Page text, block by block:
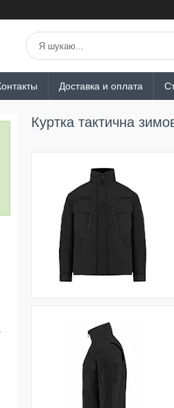
Доставка и оплата
Куртка тактична